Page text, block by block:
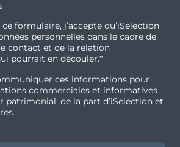
dans un quartier calme,
métropole tourangelle et offrant
au centre de Saint-Cyr et de
3 autoroutes : A10, A85, A28.
– Val de Loire est à 13
formulaire, j’accepte qu’iSelection
personnelles dans le cadre de
contact et de la relation
pourrait en découler.*
ces informations pour
commerciales et informatives
patrimonial, de la part d’iSelection et